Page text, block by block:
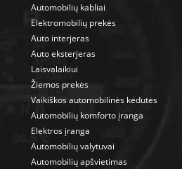
Automobilių kabliai
Elektromobilių prekės
Auto interjeras
Auto eksterjeras
Laisvalaikiui
Žiemos prekės
Vaikiškos automobilinės kėdutės
Automobilių komforto įranga
Elektros įranga
Automobilių valytuvai
Automobilių apšvietimas